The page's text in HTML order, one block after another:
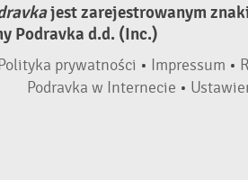
jest zarejestrowanym
Podravka d.d. (Inc.)
Polityka prywatności • Impressum •
Podravka w Internecie •